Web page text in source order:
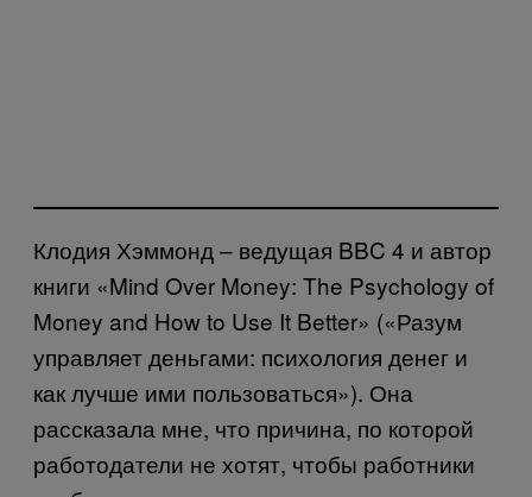
Клодия Хэммонд – ведущая BBC 4 и автор
книги «Mind Over Money: The Psychology of
Money and How to Use It Better» («Разум
управляет деньгами: психология денег и
как лучше ими пользоваться»). Она
рассказала мне, что причина, по которой
работодатели не хотят, чтобы работники